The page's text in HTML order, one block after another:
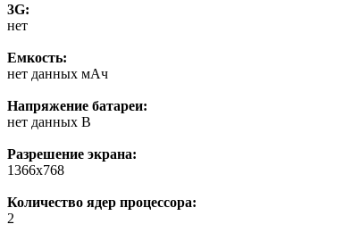
3G:
нет
Емкость:
нет данных мАч
Напряжение батареи:
нет данных В
Разрешение экрана:
1366x768
Количество ядер процессора:
2